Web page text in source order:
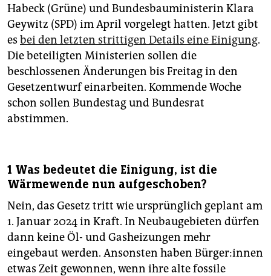
epaper login
Habeck (Grüne) und Bundesbauministerin Klara
Geywitz (SPD) im April vorgelegt hatten. Jetzt gibt
es bei den letzten strittigen Details eine Einigung.
Die beteiligten Ministerien sollen die
beschlossenen Änderungen bis Freitag in den
Gesetzentwurf einarbeiten. Kommende Woche
schon sollen Bundestag und Bundesrat
abstimmen.
1 Was bedeutet die Einigung, ist die
Wärmewende nun aufgeschoben?
Nein, das Gesetz tritt wie ursprünglich geplant am
1. Januar 2024 in Kraft. In Neubaugebieten dürfen
dann keine Öl- und Gasheizungen mehr
eingebaut werden. Ansonsten haben Bür­ge­r:in­nen
etwas Zeit gewonnen, wenn ihre alte fossile